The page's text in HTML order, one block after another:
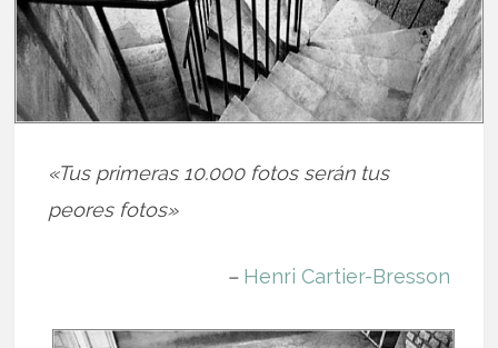
«Tus primeras 10.000 fotos serán tus
peores fotos»
– Henri Cartier-Bresson